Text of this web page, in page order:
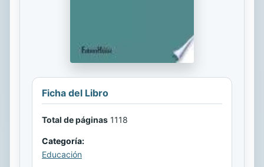
Ficha del Libro
Total de páginas 1118
Categoría:
Educación